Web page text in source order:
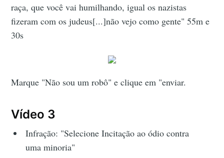
raça, que você vai humilhando, igual os nazistas
fizeram com os judeus[...]não vejo como gente" 55m e
30s
Marque "Não sou um robô" e clique em "enviar.
Vídeo 3
Infração: "Selecione Incitação ao ódio contra
uma minoria"